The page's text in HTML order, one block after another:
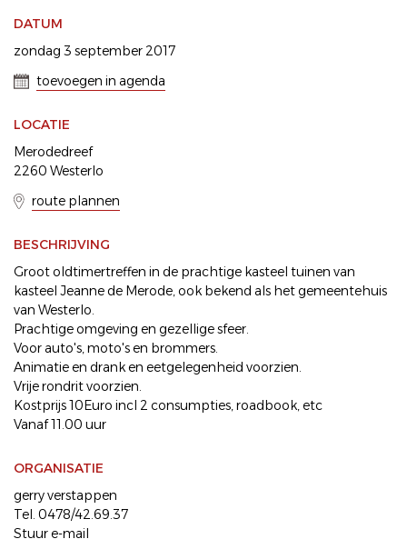
DATUM
zondag 3 september 2017
toevoegen in agenda
LOCATIE
Merodedreef
2260 Westerlo
route plannen
BESCHRIJVING
Groot oldtimertreffen in de prachtige kasteel tuinen van
kasteel Jeanne de Merode, ook bekend als het gemeentehuis
van Westerlo.
Prachtige omgeving en gezellige sfeer.
Voor auto's, moto's en brommers.
Animatie en drank en eetgelegenheid voorzien.
Vrije rondrit voorzien.
Kostprijs 10Euro incl 2 consumpties, roadbook, etc
Vanaf 11.00 uur
ORGANISATIE
gerry verstappen
Tel. 0478/42.69.37
Stuur e-mail